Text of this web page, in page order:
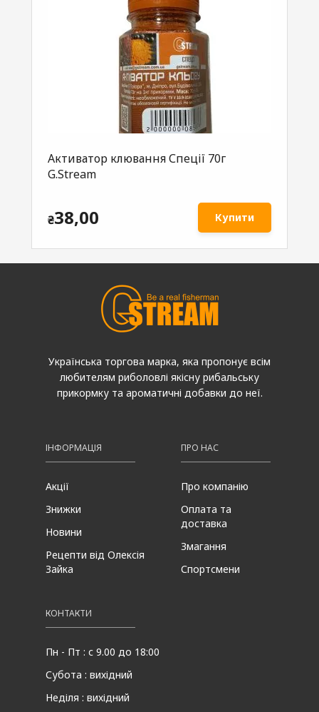
Активатор клювання Спеції 70г
G.Stream
₴38,00 Купити
Українська торгова марка, яка пропонує всім
любителям риболовлі якісну рибальську
прикормку та ароматичні добавки до неї.
ІНФОРМАЦІЯ
Акції
Знижки
Новини
Рецепти від Олексія
Зайка
ПРО НАС
Про компанію
Оплата та
доставка
Змагання
Спортсмени
КОНТАКТИ
Пн - Пт : с 9.00 до 18:00
Субота : вихідний
Неділя : вихідний